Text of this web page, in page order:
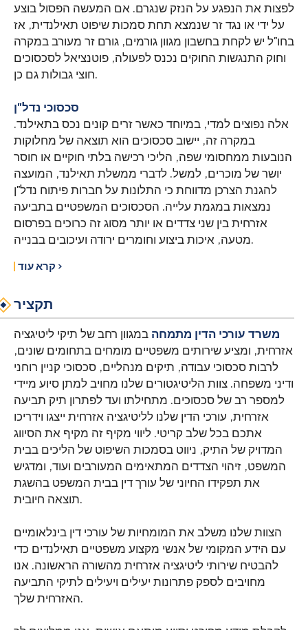
לפצות את הנפגע על הנזק שנגרם. אם המעשה הפסול בוצע
על ידי או נגד זר שנמצא תחת סמכות שיפוט תאילנדית, אז
בחו"ל יש לקחת בחשבון מגוון גורמים, גורם זר מעורב במקרה
וחוק התנגשות החוקים נכנס לפעולה, פוטנציאל לסכסוכים
חוצי גבולות גם כן.
סכסוכי נדל"ן
אלה נפוצים למדי, במיוחד כאשר זרים קונים נכס בתאילנד.
במקרה זה, יישוב סכסוכים הוא תוצאה של מחלוקות
הנובעות ממחסומי שפה, הליכי רכישה בלתי חוקיים או חוסר
יושר של מוכרים, למשל. לדברי ממשלת תאילנד, המועצה
להגנת הצרכן מדווחת כי התלונות על חברות פיתוח נדל"ן
נמצאות במגמת עלייה. הסכסוכים המשפטיים בתביעה
אזרחית בין שני צדדים או יותר מסוג זה כרוכים בפרסום
מטעה, איכות ביצוע וחומרים ירודה ועיכובים בבנייה.
קרא עוד ›
תקציר
משרד עורכי הדין מתמחה במגוון רחב של תיקי ליטיגציה
אזרחית, ומציע שירותים משפטיים מומחים בתחומים שונים,
לרבות סכסוכי עבודה, תיקים מנהליים, סכסוכי קניין רוחני
ודיני משפחה. צוות הליטיגטורים שלנו מחויב למתן סיוע מיידי
למספר רב של סכסוכים. מתחילתו ועד לפתרון תיק תביעה
אזרחית, עורכי הדין שלנו לליטיגציה אזרחית ייצגו וידריכו
אתכם בכל שלב קריטי. ליווי מקיף זה מקיף את הסיווג
המדויק של התיק, ניווט בסמכות השיפוט של הליכים בבית
המשפט, זיהוי הצדדים המתאימים המעורבים ועוד, ומדגיש
את תפקידו החיוני של עורך דין בבית המשפט בהשגת
תוצאה חיובית.
הצוות שלנו משלב את המומחיות של עורכי דין בינלאומיים
עם הידע המקומי של אנשי מקצוע משפטיים תאילנדים כדי
להבטיח שירותי ליטיגציה אזרחית מהשורה הראשונה. אנו
מחויבים לספק פתרונות יעילים ויעילים לתיקי התביעה
האזרחית שלך.